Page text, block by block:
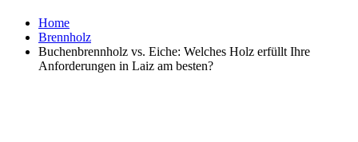
Home
Brennholz
Buchenbrennholz vs. Eiche: Welches Holz erfüllt Ihre
Anforderungen in Laiz am besten?